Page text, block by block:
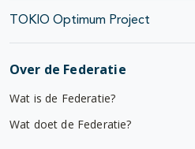
TOKIO Optimum Project
Over de Federatie
Wat is de Federatie?
Wat doet de Federatie?